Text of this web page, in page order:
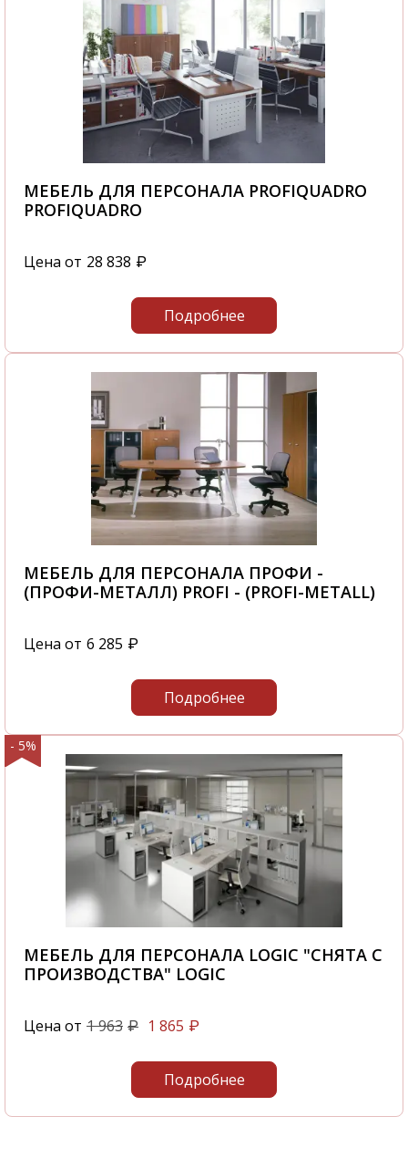
МЕБЕЛЬ ДЛЯ ПЕРСОНАЛА PROFIQUADRO
PROFIQUADRO
Цена от 28 838 ₽
Подробнее
МЕБЕЛЬ ДЛЯ ПЕРСОНАЛА ПРОФИ -
(ПРОФИ-МЕТАЛЛ) PROFI - (PROFI-METALL)
Цена от 6 285 ₽
Подробнее
- 5%
МЕБЕЛЬ ДЛЯ ПЕРСОНАЛА LOGIC "СНЯТА С
ПРОИЗВОДСТВА" LOGIC
Цена от 1 963 ₽ 1 865 ₽
Подробнее